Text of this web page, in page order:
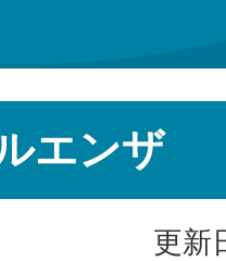
エンザ
更新